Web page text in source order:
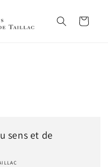
Panier
sens et de